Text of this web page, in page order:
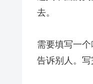
去。
需要填写一
告诉别人。写